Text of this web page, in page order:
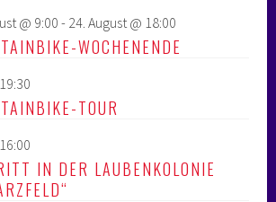
@ 9:00- 24. August @ 18:00
WOCHENENDE
19:30
TOUR
16:00
IN DER LAUBENKOLONIE